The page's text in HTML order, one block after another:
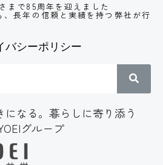
まで85周年を迎えました
、長年の信頼と実績を持つ弊社が行
バシーポリシー
なる。暮らしに寄り添う
グループ